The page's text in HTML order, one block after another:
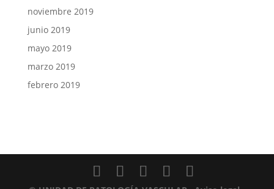
noviembre 2019
junio 2019
mayo 2019
marzo 2019
febrero 2019